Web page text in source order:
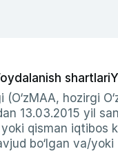
shartlari
hozirgi
13.03.2015 yil
qisman
bo‘lgan va/